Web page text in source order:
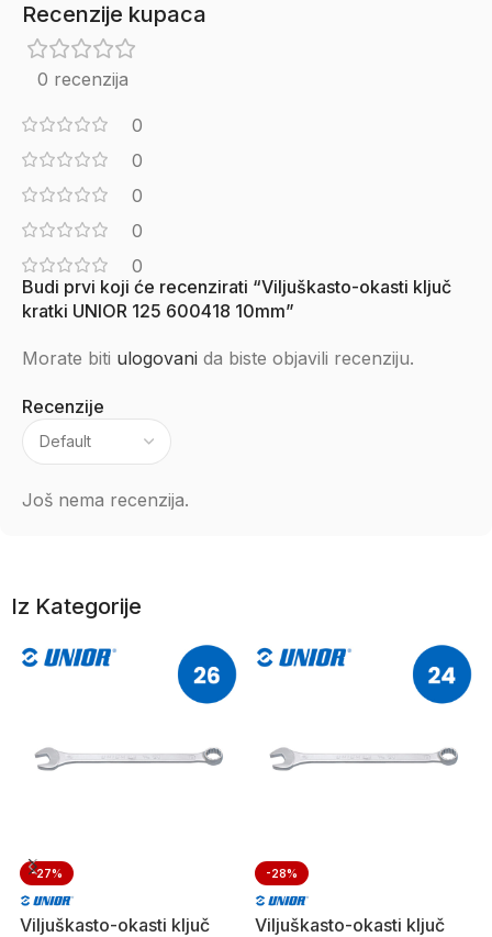
Recenzije kupaca
0 recenzija
0
0
0
0
0
Recenzije
Još nema recenzija.
Budi prvi koji će recenzirati “Viljuškasto-okasti ključ
kratki UNIOR 125 600418 10mm”
Morate biti ulogovani da biste objavili recenziju.
Iz Kategorije
-27%
Viljuškasto-okasti ključ
-28%
Viljuškasto-okasti ključ